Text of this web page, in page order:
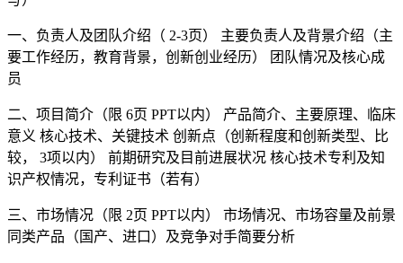
一、负责人及团队介绍（ 2-3页） 主要负责人及背景介绍（主
要工作经历，教育背景，创新创业经历） 团队情况及核心成
员
二、项目简介（限 6页 PPT以内） 产品简介、主要原理、临床
意义 核心技术、关键技术 创新点（创新程度和创新类型、比
较， 3项以内） 前期研究及目前进展状况 核心技术专利及知
识产权情况，专利证书（若有）
三、市场情况（限 2页 PPT以内） 市场情况、市场容量及前景
同类产品（国产、进口）及竞争对手简要分析